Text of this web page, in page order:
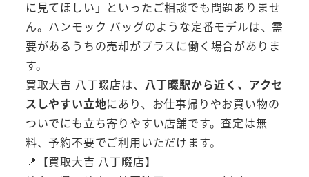
に見てほしい」といったご相談でも問題ありませ
ん。ハンモック バッグのような定番モデルは、需
要があるうちの売却がプラスに働く場合がありま
す。
買取大吉 八丁畷店は、 八丁畷駅から近く、アクセ
スしやすい立地にあり、お仕事帰りやお買い物の
ついでにも立ち寄りやすい店舗です。査定は無
料、予約不要でご利用いただけます。
📍【買取大吉 八丁畷店】